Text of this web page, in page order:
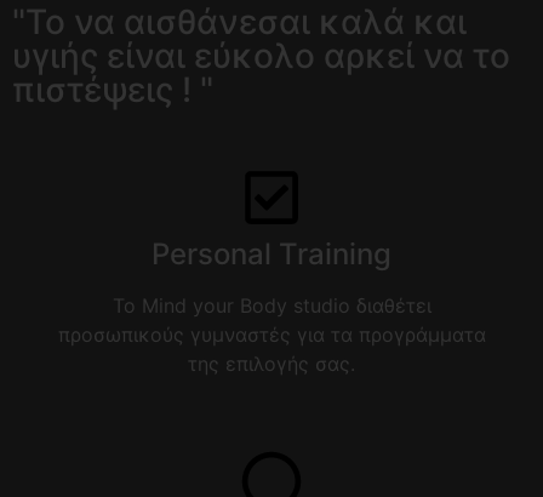
"Το να αισθάνεσαι καλά και
υγιής είναι εύκολο αρκεί να το
πιστέψεις ! "
Personal Training
To Mind your Body studio διαθέτει
προσωπικούς γυμναστές για τα προγράμματα
της επιλογής σας.